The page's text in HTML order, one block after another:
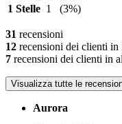
1 Stelle 1 (3%)
31 recensioni
12 recensioni dei clienti in
7 recensioni dei clienti in
Visualizza tutte le
Aurora